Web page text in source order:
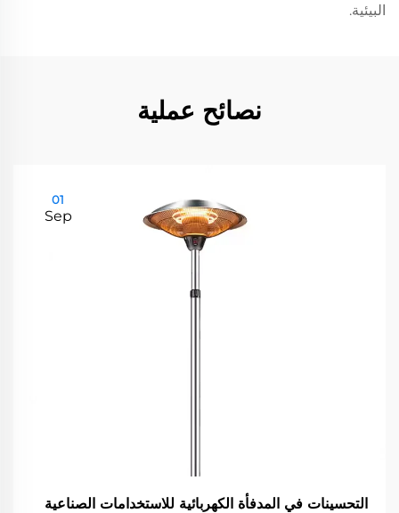
البيئية.
نصائح عملية
01
Sep
التحسينات في المدفأة الكهربائية للاستخدامات الصناعية